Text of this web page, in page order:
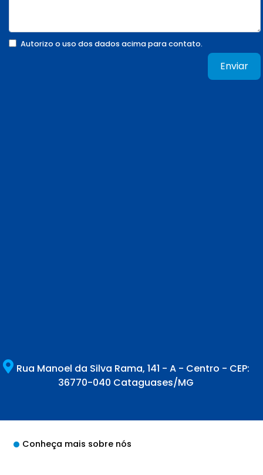
Autorizo o uso dos dados acima para contato.
Enviar
Rua Manoel da Silva Rama, 141 - A - Centro - CEP:
36770-040 Cataguases/MG
Conheça mais sobre nós